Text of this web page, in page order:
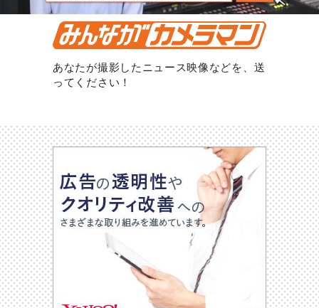
あなたが撮影したニュース映像などを、送
ってください！